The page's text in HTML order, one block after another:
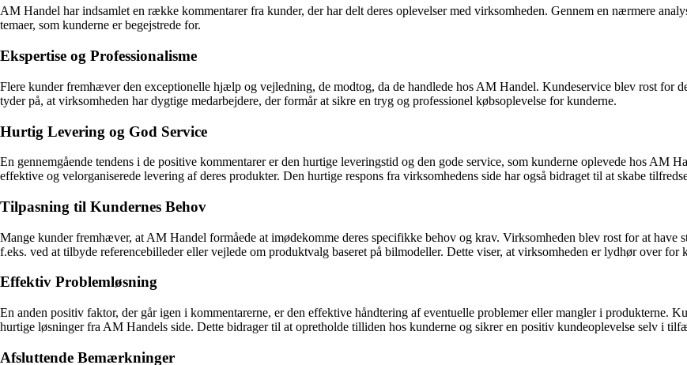
AM Handel har indsamlet en række kommentarer fra kunder, der har delt deres oplevelser med virksomheden. Gennem en nærmere
temaer, som kunderne er begejstrede for.
Ekspertise og Professionalisme
Flere kunder fremhæver den exceptionelle hjælp og vejledning, de modtog, da de handlede hos AM Handel. Kundeservice blev rost for
tyder på, at virksomheden har dygtige medarbejdere, der formår at sikre en tryg og professionel købsoplevelse for kunderne.
Hurtig Levering og God Service
En gennemgående tendens i de positive kommentarer er den hurtige leveringstid og den gode service, som kunderne oplevede hos AM
effektive og velorganiserede levering af deres produkter. Den hurtige respons fra virksomhedens side har også bidraget til at skabe
Tilpasning til Kundernes Behov
Mange kunder fremhæver, at AM Handel formåede at imødekomme deres specifikke behov og krav. Virksomheden blev rost for at have
f.eks. ved at tilbyde referencebilleder eller vejlede om produktvalg baseret på bilmodeller. Dette viser, at virksomheden er lydhør over
Effektiv Problemløsning
En anden positiv faktor, der går igen i kommentarerne, er den effektive håndtering af eventuelle problemer eller mangler i produkterne.
hurtige løsninger fra AM Handels side. Dette bidrager til at opretholde tilliden hos kunderne og sikrer en positiv kundeoplevelse selv i
Afsluttende Bemærkninger